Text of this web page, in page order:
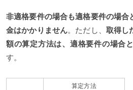
非適格要件の場合も適格要件の場合
金はかかりません。ただし、 取得し
額の算定方法は、適格要件の場合
す。
算定方法